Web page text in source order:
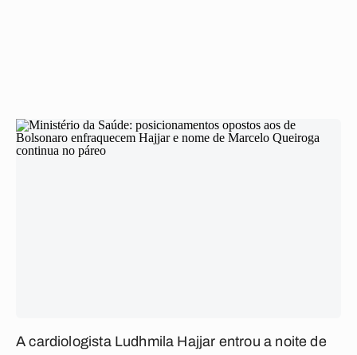
A cardiologista Ludhmila Hajjar entrou a noite de